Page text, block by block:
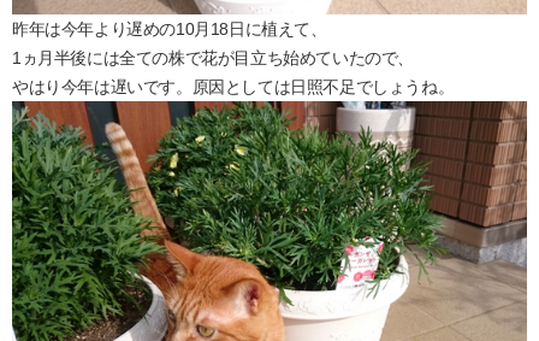
昨年は今年より遅めの10月18日に植えて、
1ヵ月半後には全ての株で花が目立ち始めていたので、
やはり今年は遅いです。原因としては日照不足でしょうね。